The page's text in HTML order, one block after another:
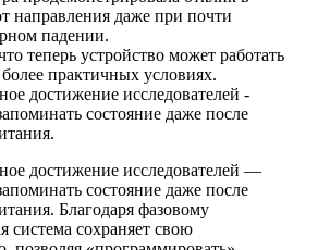
направления даже при почти
падении.
теперь устройство может работать
практичных условиях.
достижение исследователей -
состояние даже после
достижение исследователей —
состояние даже после
Благодаря фазовому
система сохраняет свою